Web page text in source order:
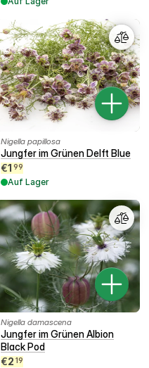
Nigella papillosa
Jungfer im Grünen Delft Blue
€1 99
Auf Lager
Nigella damascena
Jungfer im Grünen Albion
Black Pod
€2 19